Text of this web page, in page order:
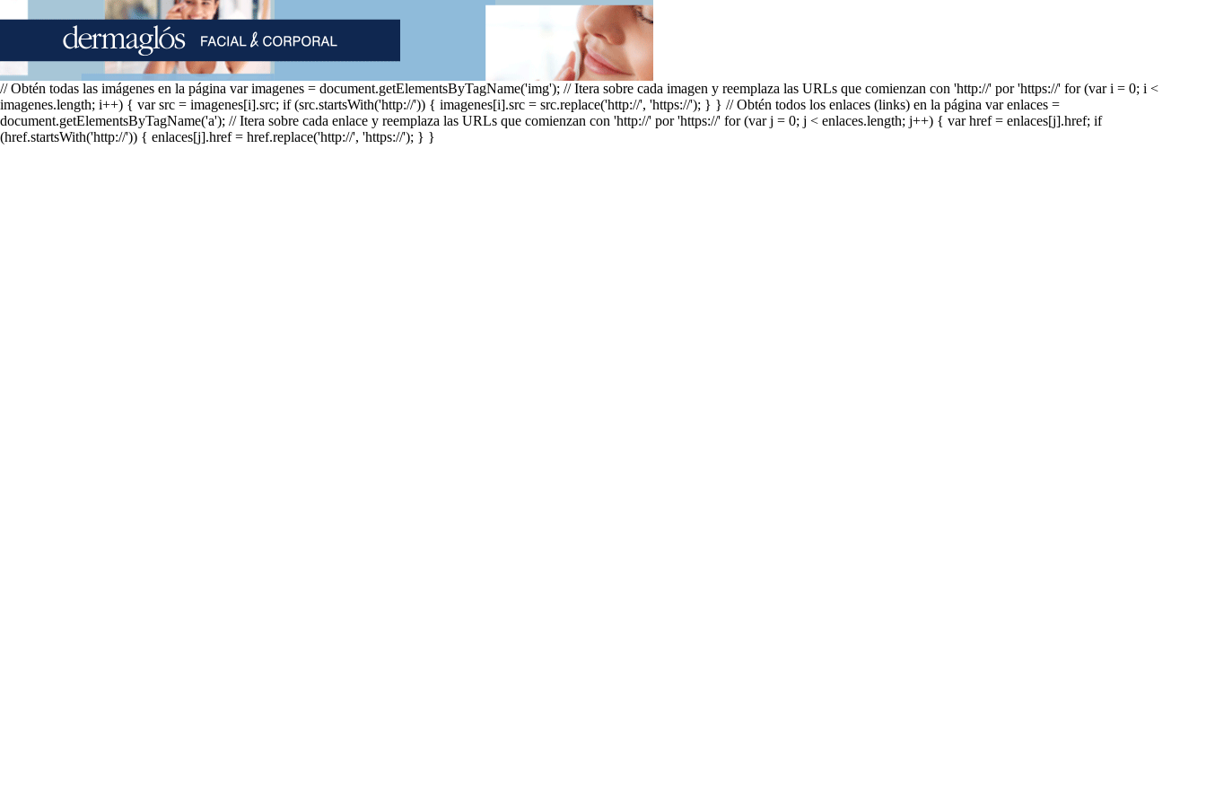
// Obtén todas las imágenes en la página var imagenes = document.getElementsByTagName('img'); // Itera sobre cada imagen y reemplaza las URLs que comienzan con 'http://' por 'https://' for (var i = 0; i <
imagenes.length; i++) { var src = imagenes[i].src; if (src.startsWith('http://')) { imagenes[i].src = src.replace('http://', 'https://'); } } // Obtén todos los enlaces (links) en la página var enlaces =
document.getElementsByTagName('a'); // Itera sobre cada enlace y reemplaza las URLs que comienzan con 'http://' por 'https://' for (var j = 0; j < enlaces.length; j++) { var href = enlaces[j].href; if
(href.startsWith('http://')) { enlaces[j].href = href.replace('http://', 'https://'); } }